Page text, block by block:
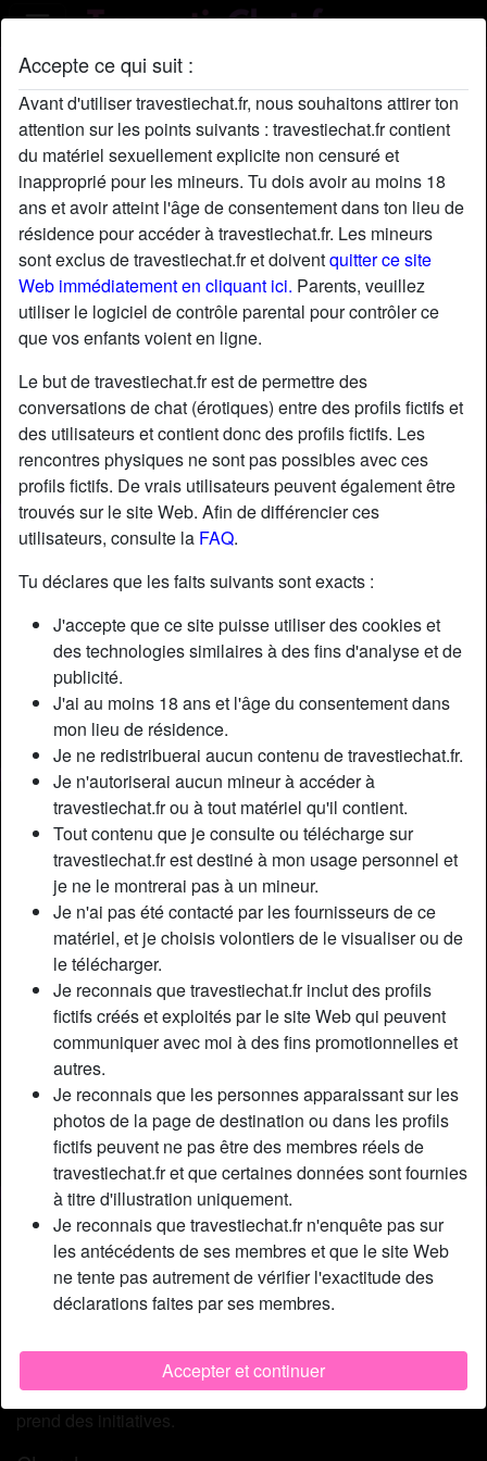
Accepte ce qui suit :
Avant d'utiliser travestiechat.fr, nous souhaitons attirer ton
attention sur les points suivants : travestiechat.fr contient
du matériel sexuellement explicite non censuré et
inapproprié pour les mineurs. Tu dois avoir au moins 18
ans et avoir atteint l'âge de consentement dans ton lieu de
résidence pour accéder à travestiechat.fr. Les mineurs
sont exclus de travestiechat.fr et doiventquitter ce site
Web immédiatement en cliquant ici. Parents, veuillez
utiliser le logiciel de contrôle parental pour contrôler ce
que vos enfants voient en ligne.
Le but de travestiechat.fr est de permettre des
conversations de chat (érotiques) entre des profils fictifs et
des utilisateurs et contient donc des profils fictifs. Les
rencontres physiques ne sont pas possibles avec ces
profils fictifs. De vrais utilisateurs peuvent également être
trouvés sur le site Web. Afin de différencier ces
utilisateurs, consulte la FAQ.
Tu déclares que les faits suivants sont exacts :
J'accepte que ce site puisse utiliser des cookies et
des technologies similaires à des fins d'analyse et de
publicité.
J'ai au moins 18 ans et l'âge du consentement dans
mon lieu de résidence.
Je ne redistribuerai aucun contenu de travestiechat.fr.
Je n'autoriserai aucun mineur à accéder à
travestiechat.fr ou à tout matériel qu'il contient.
Tout contenu que je consulte ou télécharge sur
travestiechat.fr est destiné à mon usage personnel et
je ne le montrerai pas à un mineur.
Je n'ai pas été contacté par les fournisseurs de ce
matériel, et je choisis volontiers de le visualiser ou de
le télécharger.
Je reconnais que travestiechat.fr inclut des profils
fictifs créés et exploités par le site Web qui peuvent
communiquer avec moi à des fins promotionnelles et
autres.
Je reconnais que les personnes apparaissant sur les
photos de la page de destination ou dans les profils
fictifs peuvent ne pas être des membres réels de
travestiechat.fr et que certaines données sont fournies
à titre d'illustration uniquement.
Je reconnais que travestiechat.fr n'enquête pas sur
les antécédents de ses membres et que le site Web
ne tente pas autrement de vérifier l'exactitude des
déclarations faites par ses membres.
Accepter et continuer
Profil de GhislaineLefrançois
starAjouter chatDiscuter !
Nickname:
GhislaineLefrançois
Âge:
32
Pays:
France
Département:
Bas-Rhin
Sexe:
Transexuelle
Sexualité:
Relation:
Célibataire
Couleur des cheveux:
Blonde
Couleur des yeux:
Bleu
Taille:
Poids:
65 Kg
Épilé(e):
Oui
Fumeur(euse):
Oui
person_pin Description
Pas de relation suivie pour moi. Je souhaite une seule
baise dans ma salle de danse / gym perso pour niquer à
donf. Mate cette photo : je suis une t-girl mince, seins à la
blonde, sportive mais sexy. Je suis très endurante,
généralement dominatrice mais j’adore aussi quand on
prend des initiatives.